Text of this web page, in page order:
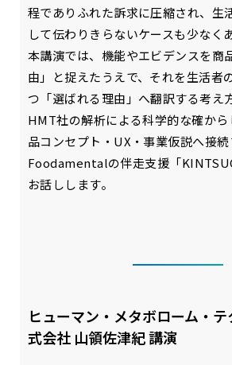
程でありふれた訴求に圧縮され、生
して伝わりきらないケースも少なく
本講演では、機能やエビデンスを商
由」と捉えたうえで、それを生活者
つ「選ばれる理由」へ翻訳する考え
HMT社の解析による科学的な確か
品コンセプト・UX・事業仮説へ接続
Foodamentalの伴走支援「
お話しします。
ヒューマン・メタボローム・
式会社 山領佐津紀 講演